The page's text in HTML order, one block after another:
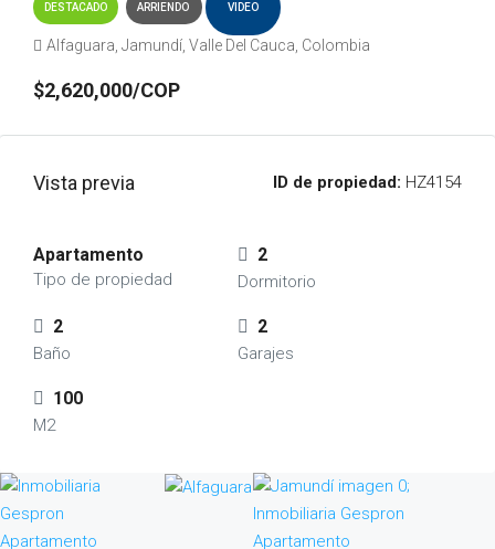
DESTACADO ARRIENDO VIDEO
Alfaguara, Jamundí, Valle Del Cauca, Colombia
$2,620,000/COP
Vista previa ID de propiedad: HZ4154
Apartamento
Tipo de propiedad
2
Dormitorio
2
Baño
2
Garajes
100
M2